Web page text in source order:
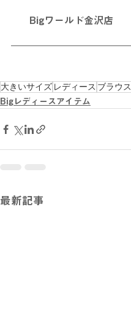
Bigワールド金沢店
大きいサイズ レディース ブラウス
Bigレディースアイテム
最新記事